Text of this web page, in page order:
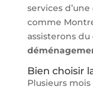
services
comme
assisterons du
Bien choisir
Plusieurs